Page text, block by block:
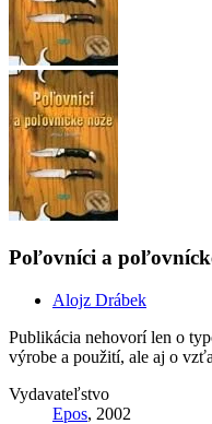
Poľovníci a
Alojz Drábek
Publikácia nehovorí len o
výrobe a použití, ale aj o
Vydavateľstvo
Epos, 2002